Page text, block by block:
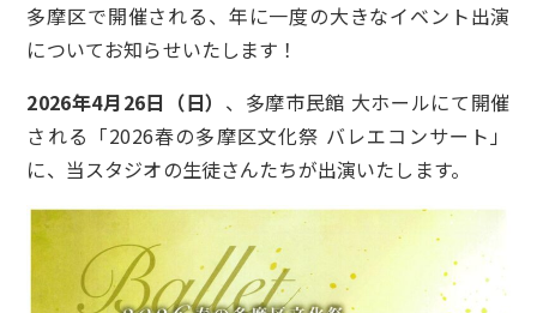
多摩区で開催される、年に一度の大きなイベント出演
についてお知らせいたします！
2026年4月26日（日） 、多摩市民館 大ホールにて開催
される「2026春の多摩区文化祭 バレエコンサート」
に、当スタジオの生徒さんたちが出演いたします。